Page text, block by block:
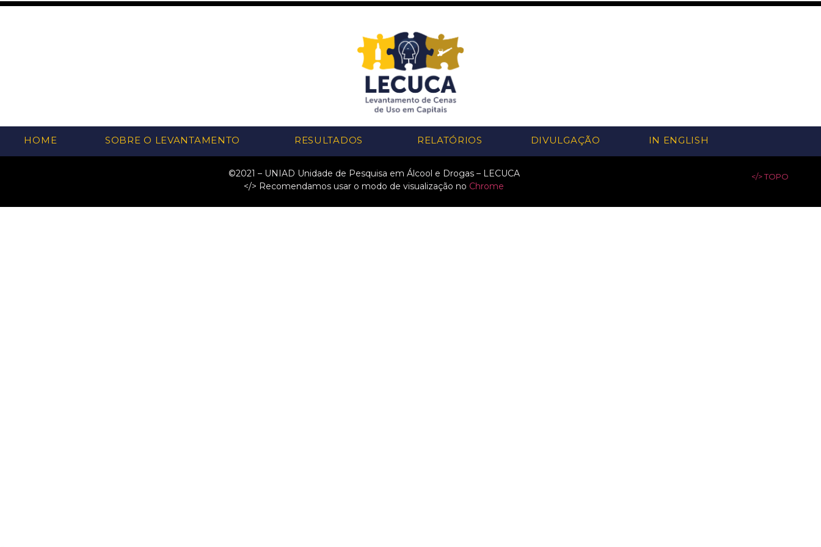
HOME SOBRE O LEVANTAMENTO RESULTADOS RELATÓRIOS DIVULGAÇÃO IN ENGLISH
©2021 – UNIAD Unidade de Pesquisa em Álcool e Drogas – LECUCA
</> Recomendamos usar o modo de visualização no Chrome
</> TOPO